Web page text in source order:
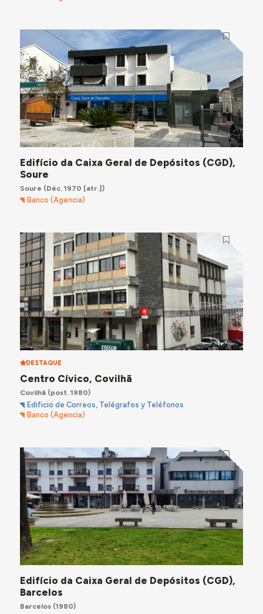
Edifício da Caixa Geral de Depósitos (CGD),
Soure
Soure (Déc. 1970 [atr.])
Banco (Agencia)
DESTAQUE
Centro Cívico, Covilhã
Covilhã(post. 1980)
Edificio de Correos, Telégrafos y Teléfonos
Banco (Agencia)
Edifício da Caixa Geral de Depósitos (CGD),
Barcelos
Barcelos(1980)